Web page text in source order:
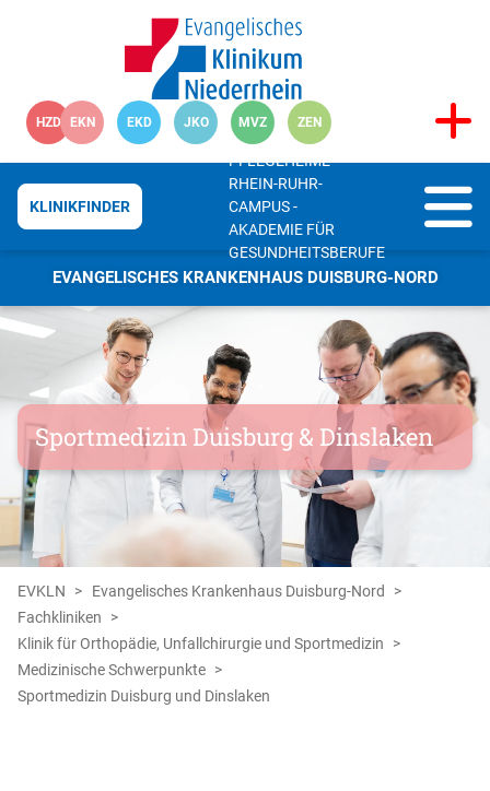
HZD EKN EKD JKO MVZ ZEN
EVANGELISCHES KRANKENHAUS DUISBURG-NORD
KLINIKFINDER
PFLEGEHEIME
RHEIN-RUHR-
CAMPUS -
AKADEMIE FÜR
GESUNDHEITSBERUFE
Sportmedizin Duisburg & Dinslaken
EVKLN
Evangelisches Krankenhaus Duisburg-Nord
Fachkliniken
Klinik für Orthopädie, Unfallchirurgie und Sportmedizin
Medizinische Schwerpunkte
Sportmedizin Duisburg und Dinslaken